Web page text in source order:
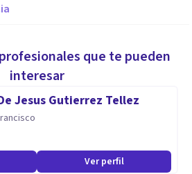
que te pueden
interesar
Jesus Gutierrez Tellez
Ver perfil